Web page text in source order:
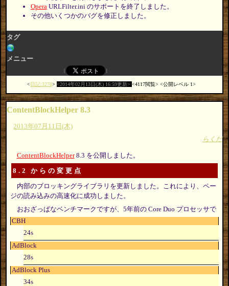
OperaURLFilter.ini のサポートを終了しました。
その他いくつかのバグを修正しました。
タグ
メニュー
日記:3278 2014年02月13日(木) 16:59更新 4117閲覧 公開レベル 1
ContentBlockHelper 8.3
2013年07月11日(木)
らくだ
ContentBlockHelper8.3 を公開しました。
8.2 からの変更点
内部のブロッキングライブラリを更新しました。これにより、ペー
ジの読み込みの高速化に成功しました。
おおざっぱなベンチマークですが、5年前の Core Duo プロセッサで
CBH
24s
AdBlock
28s
AdBlock Plus
34s